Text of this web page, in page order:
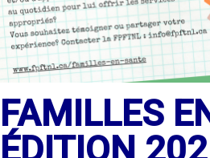
FAMILLES